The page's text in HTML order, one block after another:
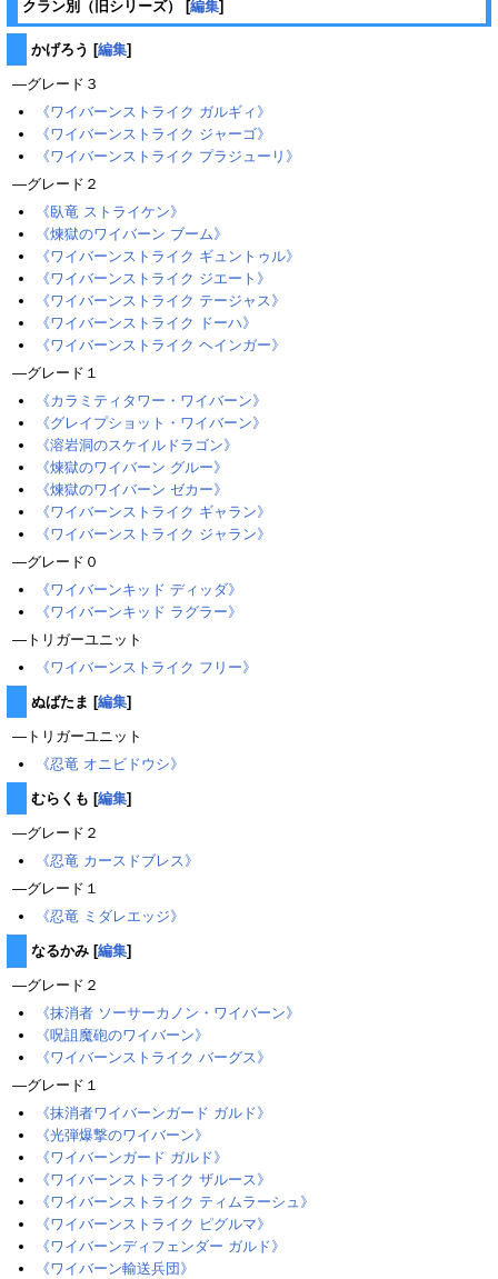
クラン別（旧シリーズ） [編集]
かげろう [編集]
―グレード３
《ワイバーンストライク ガルギィ》
《ワイバーンストライク ジャーゴ》
《ワイバーンストライク プラジューリ》
―グレード２
《臥竜 ストライケン》
《煉獄のワイバーン ブーム》
《ワイバーンストライク ギュントゥル》
《ワイバーンストライク ジエート》
《ワイバーンストライク テージャス》
《ワイバーンストライク ドーハ》
《ワイバーンストライク ヘインガー》
―グレード１
《カラミティタワー・ワイバーン》
《グレイプショット・ワイバーン》
《溶岩洞のスケイルドラゴン》
《煉獄のワイバーン グルー》
《煉獄のワイバーン ゼカー》
《ワイバーンストライク ギャラン》
《ワイバーンストライク ジャラン》
―グレード０
《ワイバーンキッド ディッダ》
《ワイバーンキッド ラグラー》
―トリガーユニット
《ワイバーンストライク フリー》
ぬばたま [編集]
―トリガーユニット
《忍竜 オニビドウシ》
むらくも [編集]
―グレード２
《忍竜 カースドブレス》
―グレード１
《忍竜 ミダレエッジ》
なるかみ [編集]
―グレード２
《抹消者 ソーサーカノン・ワイバーン》
《呪詛魔砲のワイバーン》
《ワイバーンストライク バーグス》
―グレード１
《抹消者ワイバーンガード ガルド》
《光弾爆撃のワイバーン》
《ワイバーンガード ガルド》
《ワイバーンストライク ザルース》
《ワイバーンストライク ティムラーシュ》
《ワイバーンストライク ピグルマ》
《ワイバーンディフェンダー ガルド》
《ワイバーン輸送兵団》